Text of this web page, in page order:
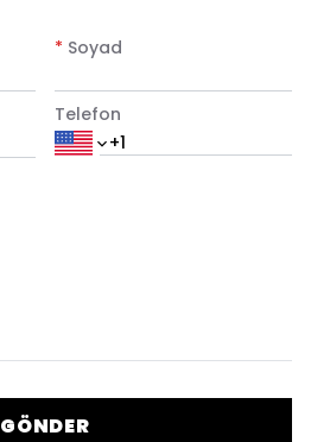
* Soyad
Telefon
GÖNDER